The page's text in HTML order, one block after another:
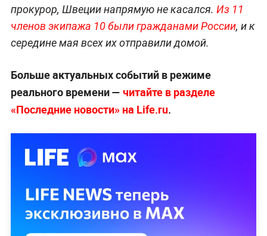
прокурор, Швеции напрямую не касался. Из 11
членов экипажа 10 были гражданами России, и к
середине мая всех их отправили домой.
Больше актуальных событий в режиме
реального времени — читайте в разделе
«Последние новости» на Life.ru.